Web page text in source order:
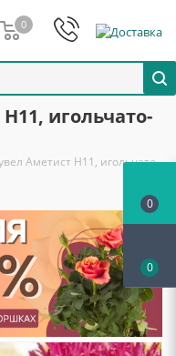
0
игольчато-
Аметист Н11, игольчато-
0
0